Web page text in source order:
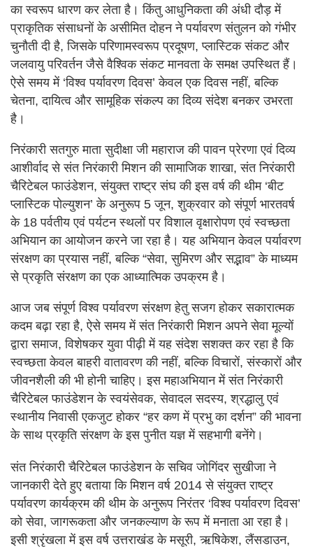
का स्वरूप धारण कर लेता है। किंतु आधुनिकता की अंधी दौड़ में
प्राकृतिक संसाधनों के असीमित दोहन ने पर्यावरण संतुलन को गंभीर
चुनौती दी है, जिसके परिणामस्वरूप प्रदूषण, प्लास्टिक संकट और
जलवायु परिवर्तन जैसे वैश्विक संकट मानवता के समक्ष उपस्थित हैं।
ऐसे समय में ‘विश्व पर्यावरण दिवस’ केवल एक दिवस नहीं, बल्कि
चेतना, दायित्व और सामूहिक संकल्प का दिव्य संदेश बनकर उभरता
है।
निरंकारी सतगुरु माता सुदीक्षा जी महाराज की पावन प्रेरणा एवं दिव्य
आशीर्वाद से संत निरंकारी मिशन की सामाजिक शाखा, संत निरंकारी
चैरिटेबल फाउंडेशन, संयुक्त राष्ट्र संघ की इस वर्ष की थीम ‘बीट
प्लास्टिक पोल्युशन’ के अनुरूप 5 जून, शुक्रवार को संपूर्ण भारतवर्ष
के 18 पर्वतीय एवं पर्यटन स्थलों पर विशाल वृक्षारोपण एवं स्वच्छता
अभियान का आयोजन करने जा रहा है। यह अभियान केवल पर्यावरण
संरक्षण का प्रयास नहीं, बल्कि “सेवा, सुमिरण और सद्भाव” के माध्यम
से प्रकृति संरक्षण का एक आध्यात्मिक उपक्रम है।
आज जब संपूर्ण विश्व पर्यावरण संरक्षण हेतु सजग होकर सकारात्मक
कदम बढ़ा रहा है, ऐसे समय में संत निरंकारी मिशन अपने सेवा मूल्यों
द्वारा समाज, विशेषकर युवा पीढ़ी में यह संदेश सशक्त कर रहा है कि
स्वच्छता केवल बाहरी वातावरण की नहीं, बल्कि विचारों, संस्कारों और
जीवनशैली की भी होनी चाहिए। इस महाअभियान में संत निरंकारी
चैरिटेबल फाउंडेशन के स्वयंसेवक, सेवादल सदस्य, श्रद्धालु एवं
स्थानीय निवासी एकजुट होकर “हर कण में प्रभु का दर्शन” की भावना
के साथ प्रकृति संरक्षण के इस पुनीत यज्ञ में सहभागी बनेंगे।
संत निरंकारी चैरिटेबल फाउंडेशन के सचिव जोगिंदर सुखीजा ने
जानकारी देते हुए बताया कि मिशन वर्ष 2014 से संयुक्त राष्ट्र
पर्यावरण कार्यक्रम की थीम के अनुरूप निरंतर ‘विश्व पर्यावरण दिवस’
को सेवा, जागरूकता और जनकल्याण के रूप में मनाता आ रहा है।
इसी श्रृंखला में इस वर्ष उत्तराखंड के मसूरी, ऋषिकेश, लैंसडाउन,